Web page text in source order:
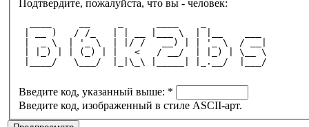
Подтвердите, пожалуйста, что вы - человек:
| __ )   / /_   | | __ |___ \  | |__    ___
|  _ \  | '_ \  | |/ /   __) | | '_ \  / __|
| |_) | | (_) | |   <   / __/  | |_) | \__ \
|____/   \___/  |_|\_\ |_____| |_.__/  |___/
Введите код, указанный выше: *
Введите код, изображенный в стиле ASCII-арт.